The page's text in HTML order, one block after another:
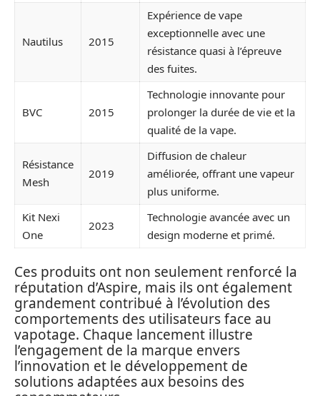
Nautilus 2015
Expérience de vape
exceptionnelle avec une
résistance quasi à l’épreuve
des fuites.
BVC 2015
Technologie innovante pour
prolonger la durée de vie et la
qualité de la vape.
Résistance
Mesh
2019
Diffusion de chaleur
améliorée, offrant une vapeur
plus uniforme.
Kit Nexi
One
2023
Technologie avancée avec un
design moderne et primé.
Ces produits ont non seulement renforcé la
réputation d’Aspire, mais ils ont également
grandement contribué à l’évolution des
comportements des utilisateurs face au
vapotage. Chaque lancement illustre
l’engagement de la marque envers
l’innovation et le développement de
solutions adaptées aux besoins des